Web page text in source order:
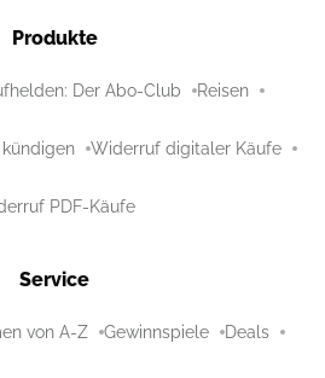
Produkte
Der Abo-Club Reisen
Widerruf digitaler Käufe
PDF-Käufe
Service
von A-Z Gewinnspiele Deals